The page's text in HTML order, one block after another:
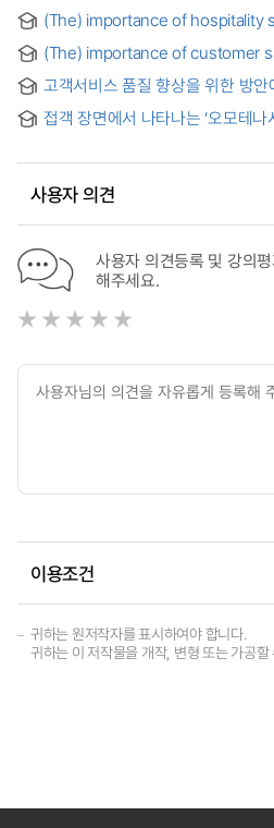
(The) importance of hospitality
South Korea
(The) importance of customer
loyalty in the tourism and
고객서비스 품질 향상을 위한 방
종사자(객실승무원)를 중심으로
Analysis the Systems of
접객 장면에서 나타나는 ‘오모테
사용자 의견
사용자 의견등록 및 강의
해주세요.
이용조건
귀하는 원저작자를 표시하여야 합니다.
귀하는 이 저작물을 개작, 변형 또는 가공할